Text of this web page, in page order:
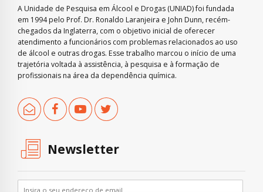
A Unidade de Pesquisa em Álcool e Drogas (UNIAD) foi fundada
em 1994 pelo Prof. Dr. Ronaldo Laranjeira e John Dunn, recém-
chegados da Inglaterra, com o objetivo inicial de oferecer
atendimento a funcionários com problemas relacionados ao uso
de álcool e outras drogas. Esse trabalho marcou o início de uma
trajetória voltada à assistência, à pesquisa e à formação de
profissionais na área da dependência química.
Newsletter